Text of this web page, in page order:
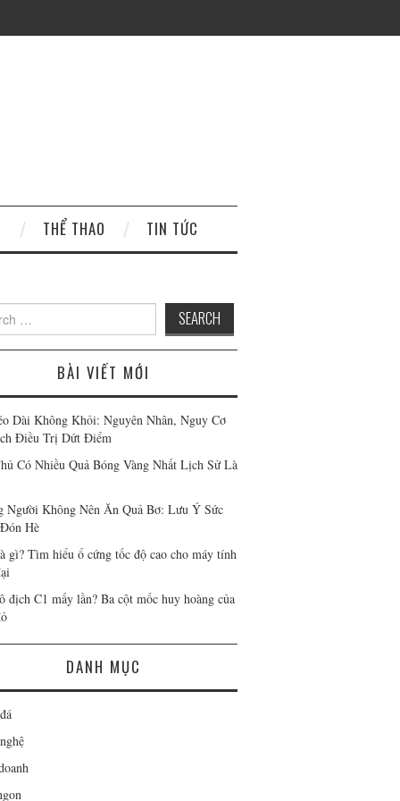
THỂ THAO TIN TỨC
for:
BÀI VIẾT MỚI
Dài Không Khỏi: Nguyên Nhân, Nguy Cơ
Điều Trị Dứt Điểm
Có Nhiều Quả Bóng Vàng Nhất Lịch Sử Là
Người Không Nên Ăn Quả Bơ: Lưu Ý Sức
Hè
gì? Tìm hiểu ổ cứng tốc độ cao cho máy tính
địch C1 mấy lần? Ba cột mốc huy hoàng của
DANH MỤC